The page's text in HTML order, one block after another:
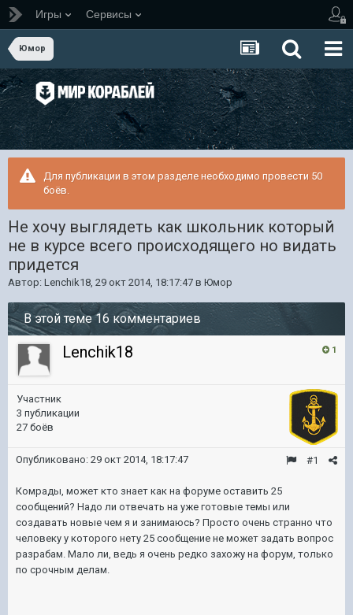
Игры Сервисы
Юмор
Для публикации в этом разделе необходимо провести 50
боёв.
Не хочу выглядеть как школьник который
не в курсе всего происходящего но видать
придется
Автор: Lenchik18, 29 окт 2014, 18:17:47 в Юмор
В этой теме 16 комментариев
1
Lenchik18
Участник
3 публикации
27 боёв
#1
Опубликовано: 29 окт 2014, 18:17:47
Комрады, может кто знает как на форуме оставить 25
сообщений? Надо ли отвечать на уже готовые темы или
создавать новые чем я и занимаюсь? Просто очень странно что
человеку у которого нету 25 сообщение не может задать вопрос
разрабам. Мало ли, ведь я очень редко захожу на форум, только
по срочным делам.